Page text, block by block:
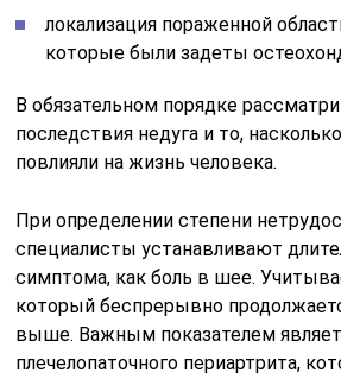
локализация пораженной
которые были задеты
В обязательном порядке
последствия недуга и то,
повлияли на жизнь человека.
При определении степени
специалисты устанавливают
симптома, как боль в шее.
который беспрерывно
выше. Важным показателем
плечелопаточного периартрита,